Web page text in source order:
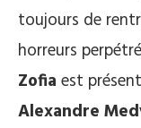
toujours de
horreurs
Zofia est
Alexandre